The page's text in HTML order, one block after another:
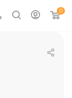
0